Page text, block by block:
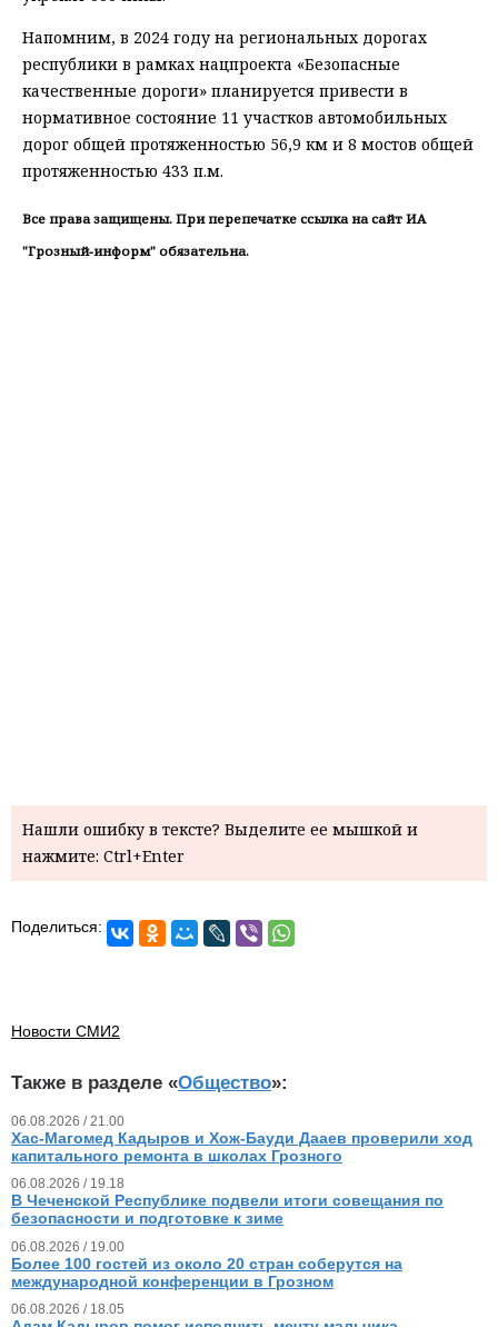
Напомним, в 2024 году на региональных дорогах
республики в рамках нацпроекта «Безопасные
качественные дороги» планируется привести в
нормативное состояние 11 участков автомобильных
дорог общей протяженностью 56,9 км и 8 мостов общей
протяженностью 433 п.м.
Все права защищены. При перепечатке ссылка на сайт ИА
"Грозный-информ" обязательна.
Нашли ошибку в тексте? Выделите ее мышкой и
нажмите: Ctrl+Enter
Поделиться:
Новости СМИ2
Также в разделе «Общество»:
06.08.2026 / 21.00
Хас-Магомед Кадыров и Хож-Бауди Дааев проверили ход
капитального ремонта в школах Грозного
06.08.2026 / 19.18
В Чеченской Республике подвели итоги совещания по
безопасности и подготовке к зиме
06.08.2026 / 19.00
Более 100 гостей из около 20 стран соберутся на
международной конференции в Грозном
06.08.2026 / 18.05